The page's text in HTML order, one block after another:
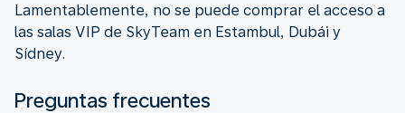
Lamentablemente, no se puede comprar el acceso a
las salas VIP de SkyTeam en Estambul, Dubái y
Sídney.
Preguntas frecuentes